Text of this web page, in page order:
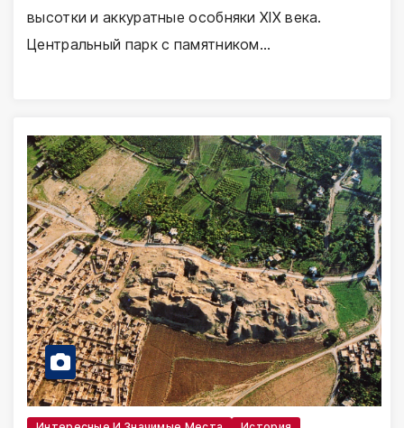
высотки и аккуратные особняки XIX века.
Центральный парк с памятником…